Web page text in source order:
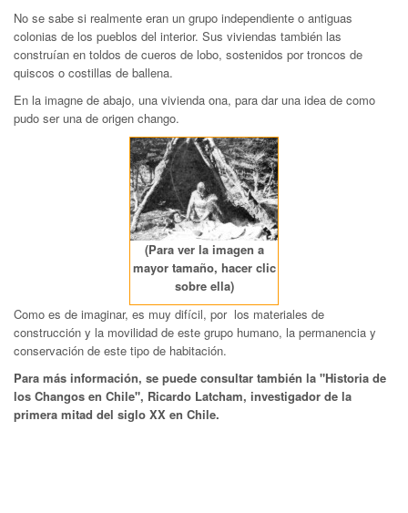
No se sabe si realmente eran un grupo independiente o antiguas
colonias de los pueblos del interior. Sus viviendas también las
construían en toldos de cueros de lobo, sostenidos por troncos de
quiscos o costillas de ballena.
En la imagne de abajo, una vivienda ona, para dar una idea de como
pudo ser una de origen chango.
(Para ver la imagen a
mayor tamaño, hacer clic
sobre ella)
Como es de imaginar, es muy difícil, por los materiales de
construcción y la movilidad de este grupo humano, la permanencia y
conservación de este tipo de habitación.
Para más información, se puede consultar también la "Historia de
los Changos en Chile", Ricardo Latcham, investigador de la
primera mitad del siglo XX en Chile.